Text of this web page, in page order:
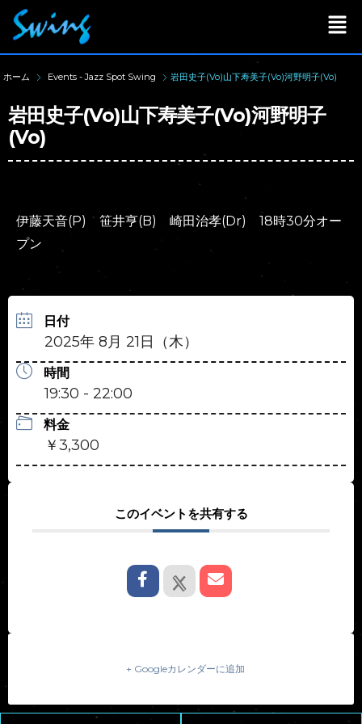
ホーム Events - Jazz Spot Swing 岩田史子(Vo)山下寿美子(Vo)河野明子(Vo)
岩田史子(Vo)山下寿美子(Vo)河野明子
(Vo)
伊藤天音(P) 笹井亨(B) 崎田治孝(Dr) 18時30分オー
プン
日付
2025年 8月 21日（木）
時間
19:30 - 22:00
料金
￥3,300
このイベントを共有する
+ Googleカレンダーに追加